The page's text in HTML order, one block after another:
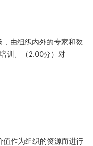
由组织内外的专家和教
训。（2.00分）对
作为组织的资源而进行